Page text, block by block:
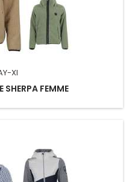
XI
SHERPA FEMME